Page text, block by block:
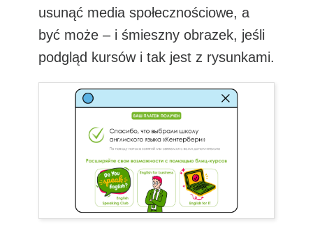
usunąć media społecznościowe, a
być może – i śmieszny obrazek, jeśli
podgląd kursów i tak jest z rysunkami.